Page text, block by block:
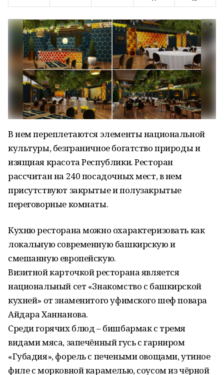
В нем переплетаются элементы национальной
культуры, безграничное богатство природы и
изящная красота Республики. Ресторан
рассчитан на 240 посадочных мест, в нем
присутствуют закрытые и полузакрытые
переговорные комнаты.
Кухню ресторана можно охарактеризовать как
локальную современную башкирскую и
смешанную европейскую.
Визитной карточкой ресторана является
национальный сет «Знакомство с башкирской
кухней» от знаменитого уфимского шеф повара
Айдара Ханнанова.
Среди горячих блюд – бишбармак с тремя
видами мяса, запечённый гусь с гарниром
«Губадия», форель с печеными овощами, утиное
филе с морковной карамелью, соусом из чёрной